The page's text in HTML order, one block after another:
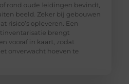
rond oude leidingen bevindt,
beeld. Zeker bij gebouwen
risico’s opleveren. Een
brengt
vooraf in kaart, zodat
onverwacht hoeven te